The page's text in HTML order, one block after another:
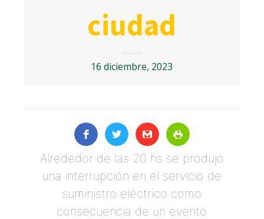
ciudad
16 diciembre, 2023
Alrededor de las 20 hs se produjo
una interrupción en el servicio de
suministro eléctrico como
consecuencia de un evento